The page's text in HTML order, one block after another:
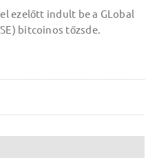
ezelőtt indult be a GLobal
bitcoinos tőzsde.